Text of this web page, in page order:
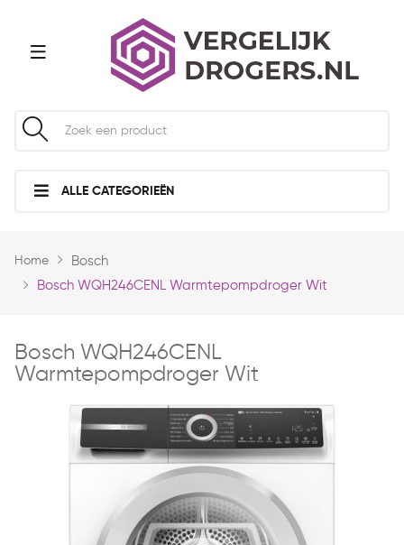
ALLE CATEGORIEËN
Home
Bosch
Bosch WQH246CENL Warmtepompdroger Wit
Bosch WQH246CENL
Warmtepompdroger Wit